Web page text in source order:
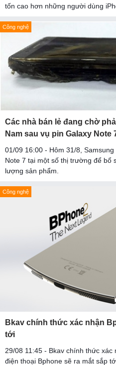
tốn cao hơn những người dùng
Công nghệ
Các nhà bán lẻ đang chờ
Nam sau vụ pin Galaxy Note
01/09 16:00 - Hôm 31/8,
Note 7 tại một số thị trường để bổ
lượng sản phẩm.
Công nghệ
Bkav chính thức xác nhận
tới
29/08 11:45 - Bkav chính thức
điện thoại Bphone sẽ ra mắt sắp